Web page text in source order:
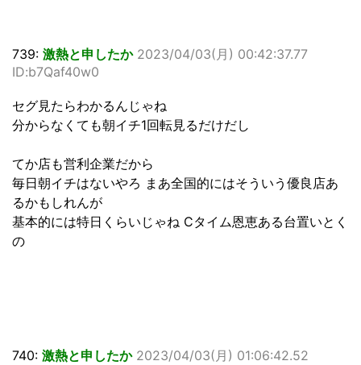
739: 激熱と申したか 2023/04/03(月) 00:42:37.77
ID:b7Qaf40w0
セグ見たらわかるんじゃね
分からなくても朝イチ1回転見るだけだし
てか店も営利企業だから
毎日朝イチはないやろ まあ全国的にはそういう優良店あ
るかもしれんが
基本的には特日くらいじゃね Cタイム恩恵ある台置いとく
の
740: 激熱と申したか 2023/04/03(月) 01:06:42.52